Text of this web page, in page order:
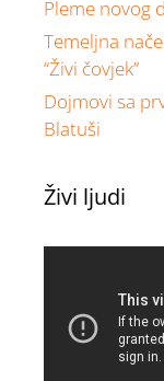
Pleme novog
Temeljna
“Živi čovjek”
Dojmovi sa
Blatuši
Živi ljudi